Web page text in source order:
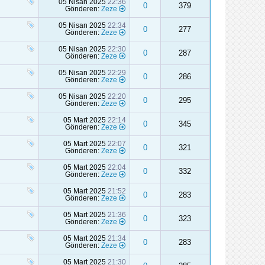
05 Nisan 2025 22:36
Gönderen: Zeze 0 379
05 Nisan 2025 22:34
Gönderen: Zeze 0 277
05 Nisan 2025 22:30
Gönderen: Zeze 0 287
05 Nisan 2025 22:29
Gönderen: Zeze 0 286
05 Nisan 2025 22:20
Gönderen: Zeze 0 295
05 Mart 2025 22:14
Gönderen: Zeze 0 345
05 Mart 2025 22:07
Gönderen: Zeze 0 321
05 Mart 2025 22:04
Gönderen: Zeze 0 332
05 Mart 2025 21:52
Gönderen: Zeze 0 283
05 Mart 2025 21:36
Gönderen: Zeze 0 323
05 Mart 2025 21:34
Gönderen: Zeze 0 283
05 Mart 2025 21:30